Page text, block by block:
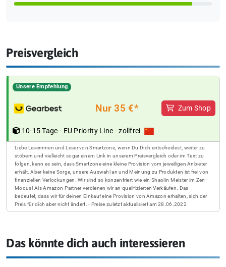
Preisvergleich
Unsere Empfehlung
Nur 35 €* Zum Shop
10-15 Tage - EU Priority Line - zollfrei
Liebe Leserinnen und Leser von Smartzone, wenn Du Dich entscheidest, weiter zu
stöbern und vielleicht sogar einem Link in unserem Preisvergleich oder im Text zu
folgen, kann es sein, dass Smartzone eine kleine Provision vom jeweiligen Anbieter
erhält. Aber keine Sorge, unsere Auswahl an und Meinung zu Produkten ist frei von
finanziellen Verlockungen. Wir sind so konzentriert wie ein Shaolin-Meister im Zen-
Modus! Als Amazon-Partner verdienen wir an qualifizierten Verkäufen. Das
bedeutet, dass wir für deinen Einkauf eine Provision von Amazon erhalten, sich der
Preis für dich aber nicht ändert. - Preise zuletzt aktualisiert am 28.06.2022
Das könnte dich auch interessieren